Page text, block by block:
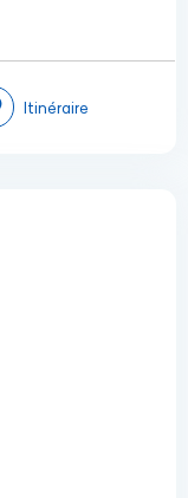
Itinéraire